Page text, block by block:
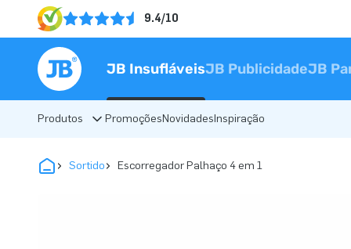
9.4/10
JB InsufláveisJB PublicidadeJB
Produtos PromoçõesNovidadesInspiração
Sortido Escorregador Palhaço 4 em 1